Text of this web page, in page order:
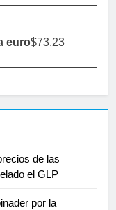
euro$73.23
de las
el GLP
por la